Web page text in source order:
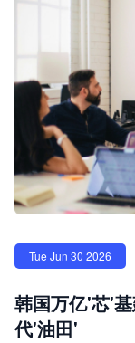
Tue Jun 30 2026
韩国万亿'芯'
代'油田'